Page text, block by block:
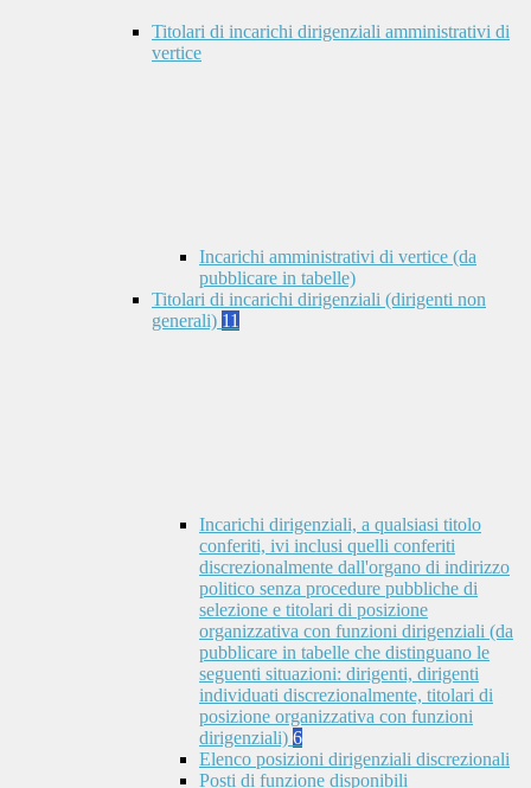
Titolari di incarichi dirigenziali amministrativi di
vertice
Incarichi amministrativi di vertice (da
pubblicare in tabelle)
Titolari di incarichi dirigenziali (dirigenti non
generali) 11
Incarichi dirigenziali, a qualsiasi titolo
conferiti, ivi inclusi quelli conferiti
discrezionalmente dall'organo di indirizzo
politico senza procedure pubbliche di
selezione e titolari di posizione
organizzativa con funzioni dirigenziali (da
pubblicare in tabelle che distinguano le
seguenti situazioni: dirigenti, dirigenti
individuati discrezionalmente, titolari di
posizione organizzativa con funzioni
dirigenziali) 6
Elenco posizioni dirigenziali discrezionali
Posti di funzione disponibili